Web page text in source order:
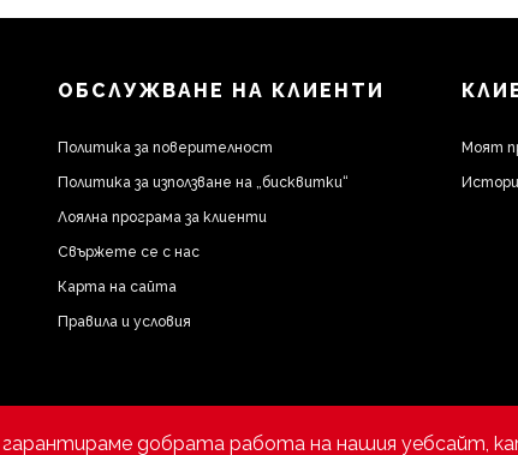
гарантираме добрата работа на нашия уебсайт,
ОБСЛУЖВАНЕ НА КЛИЕНТИ
Политика за поверителност
Политика за използване на „бисквитки“
Лоялна програма за клиенти
Свържете се с нас
Карта на сайта
Правила и условия
Моят